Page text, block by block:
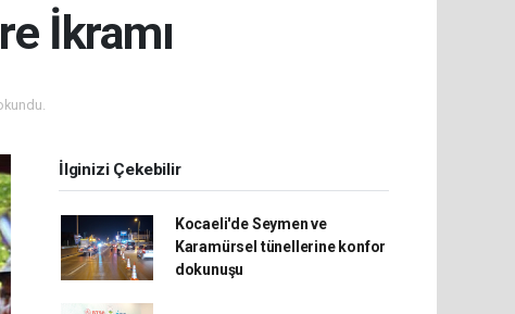
İkramı
İlginizi Çekebilir
Kocaeli'de Seymen ve
Karamürsel tünellerine konfor
dokunuşu